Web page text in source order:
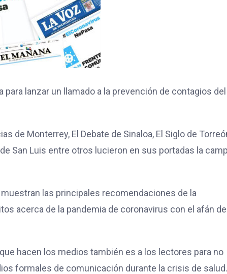
lanzar un llamado a la prevención de contagios del
de Monterrey, El Debate de Sinaloa, El Siglo de
San Luis entre otros lucieron en sus portadas la
las principales recomendaciones de la
acerca de la pandemia de coronavirus con el afán de
hacen los medios también es a los lectores para no
formales de comunicación durante la crisis de salud.